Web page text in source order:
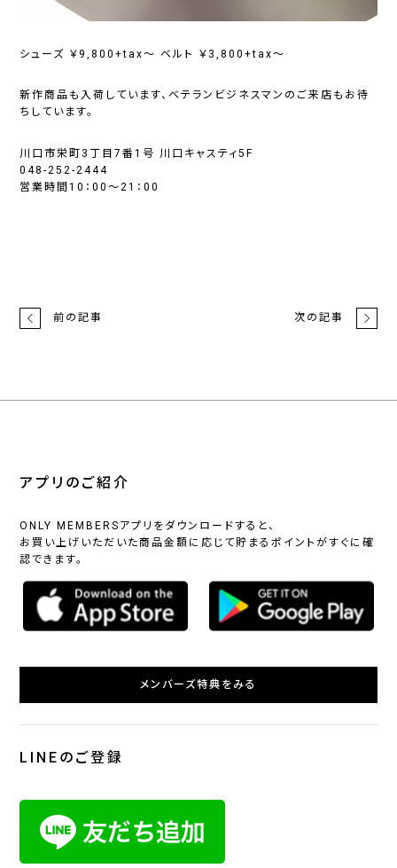
シューズ ￥9,800+tax～ ベルト ￥3,800+tax～
新作商品も入荷しています、ベテランビジネスマンのご来店もお待
ちしています。
川口市栄町3丁目7番1号 川口キャスティ5F
048-252-2444
営業時間10：00～21：00
前の記事 次の記事
アプリのご紹介
ONLY MEMBERSアプリをダウンロードすると、
お買い上げいただいた商品金額に応じて貯まるポイントがすぐに確
認できます。
メンバーズ特典をみる
LINEのご登録